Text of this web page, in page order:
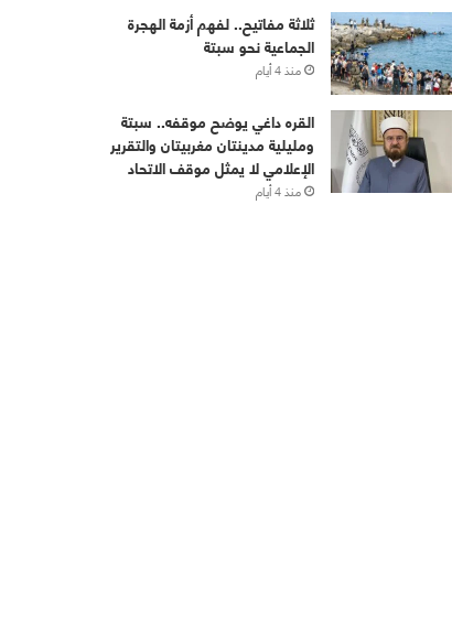
ثلاثة مفاتيح.. لفهم أزمة الهجرة
الجماعية نحو سبتة
منذ 4 أيام
القره داغي يوضح موقفه.. سبتة
ومليلية مدينتان مغربيتان والتقرير
الإعلامي لا يمثل موقف الاتحاد
منذ 4 أيام